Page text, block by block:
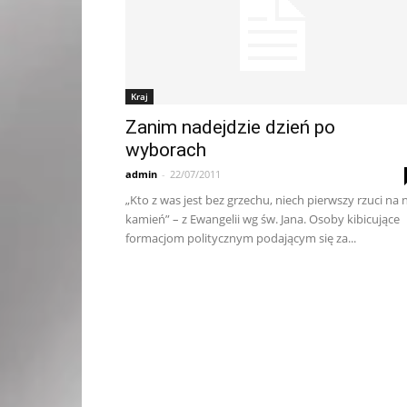
Kraj
Zanim nadejdzie dzień po
wyborach
admin - 22/07/2011
„Kto z was jest bez grzechu, niech pierwszy rzuci na
kamień” – z Ewangelii wg św. Jana. Osoby kibicujące
formacjom politycznym podającym się za...